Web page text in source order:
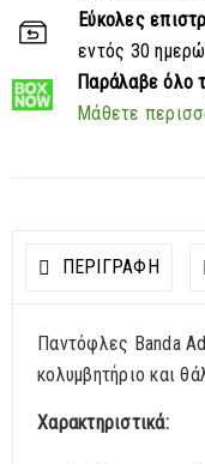
Εύκολες
εντός 30
Παράλαβε όλο
Μάθετε
ΠΕΡΙΓΡΑΦΗ
Παντόφλες Banda
κολυμβητήριο και
Χαρακτηριστικά: